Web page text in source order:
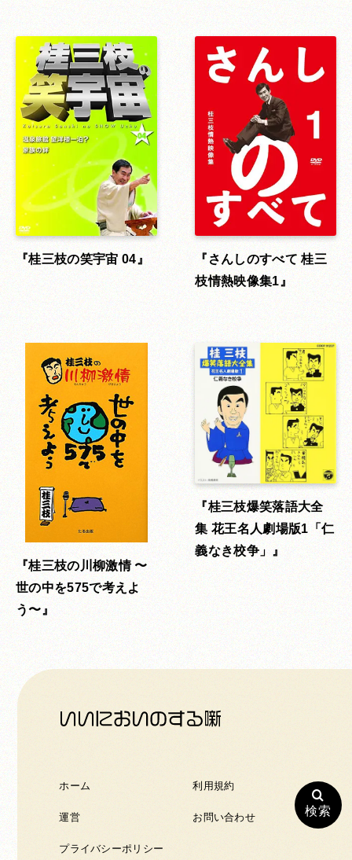
桂三枝の笑宇宙 04
さんしのすべて 桂三
枝情熱映像集1
桂三枝の川柳激情 〜
世の中を575で考えよ
う〜
桂三枝爆笑落語大全
集 花王名人劇場版1「仁
義なき校争」
検索
ホーム 利用規約
運営 お問い合わせ
プライバシーポリシー